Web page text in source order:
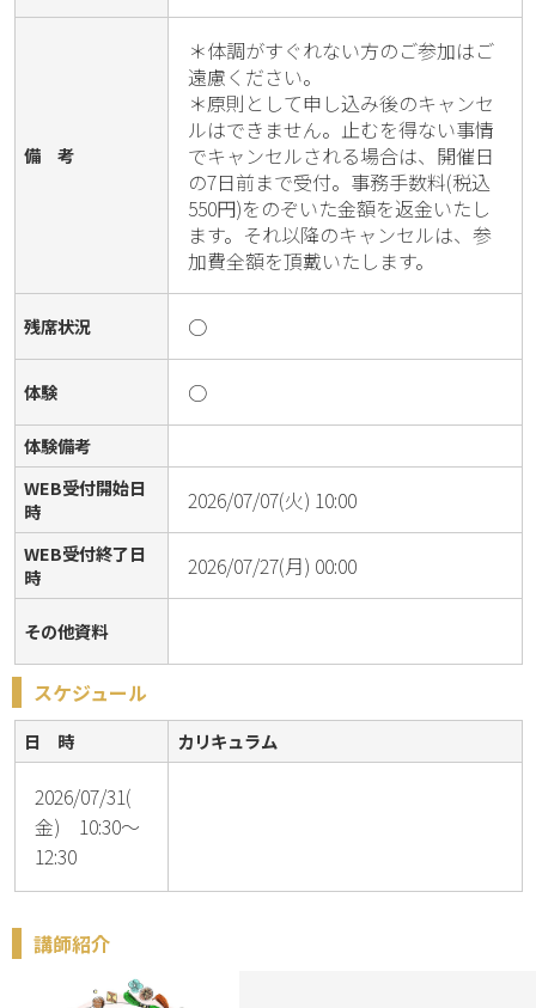
備 考
＊体調がすぐれない方のご参加はご
遠慮ください。
＊原則として申し込み後のキャンセ
ルはできません。止むを得ない事情
でキャンセルされる場合は、開催日
の7日前まで受付。事務手数料(税込
550円)をのぞいた金額を返金いたし
ます。それ以降のキャンセルは、参
加費全額を頂戴いたします。
残席状況 ○
体験 ○
体験備考
WEB受付開始日
時
2026/07/07(火) 10:00
WEB受付終了日
時
2026/07/27(月) 00:00
その他資料
スケジュール
日 時 カリキュラム
2026/07/31(
金) 10:30～
12:30
講師紹介